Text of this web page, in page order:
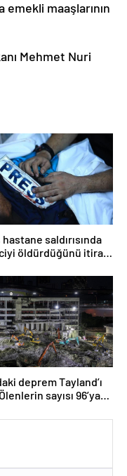
emekli maaşlarının
Mehmet Nuri
saldırısında
öldürdüğünü itiraf
deprem Tayland’ı
sayısı 96’ya